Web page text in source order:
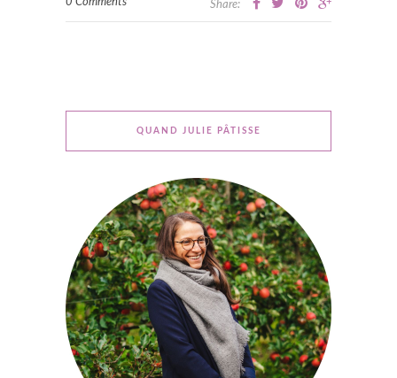
0 Comments Share:
QUAND JULIE PÂTISSE